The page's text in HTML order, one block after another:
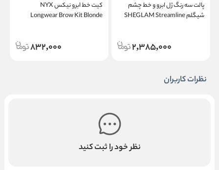
پالت سه رنگ ژل ابرو و خط چشم
شیگلم SHEGLAM Streamline
2,385,000
کیت خط ابرو نیکس NYX
Longwear Brow Kit Blonde
832,000
نظرات کاربران
نظر خود را ثبت کنید